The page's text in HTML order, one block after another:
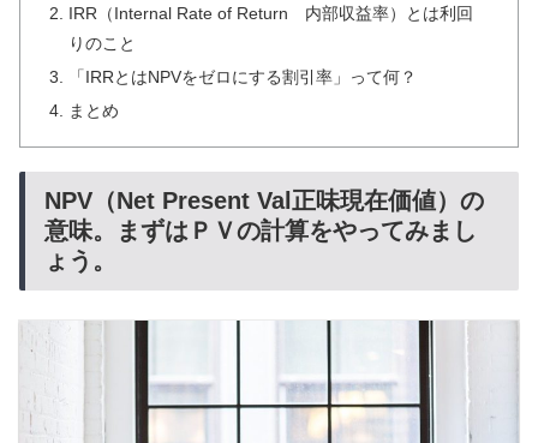
IRR（Internal Rate of Return 内部収益率）とは利回
りのこと
「IRRとはNPVをゼロにする割引率」って何？
まとめ
NPV（Net Present Val正味現在価値）の
意味。まずはＰＶの計算をやってみまし
ょう。